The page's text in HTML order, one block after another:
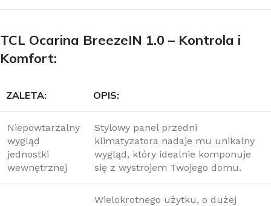
TCL Ocarina BreezeIN 1.0 – Kontrola i
Komfort:
ZALETA: OPIS:
Niepowtarzalny
wygląd
jednostki
wewnętrznej
Stylowy panel przedni
klimatyzatora nadaje mu unikalny
wygląd, który idealnie komponuje
się z wystrojem Twojego domu.
Wielokrotnego użytku, o dużej